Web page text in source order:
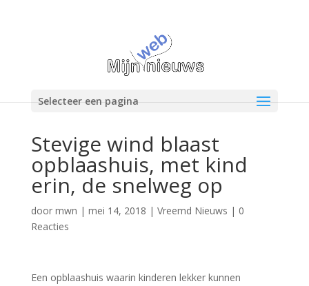
Selecteer een pagina
Stevige wind blaast
opblaashuis, met kind
erin, de snelweg op
door mwn | mei 14, 2018 | Vreemd Nieuws | 0
Reacties
Een opblaashuis waarin kinderen lekker kunnen